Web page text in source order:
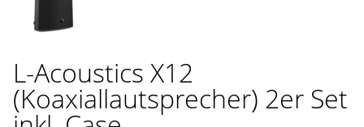
L-Acoustics X12
(Koaxiallautsprecher) 2er Set